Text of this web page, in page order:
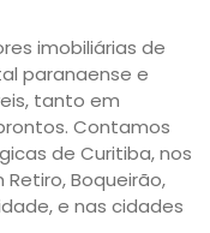
imobiliárias de
paranaense e
tanto em
Contamos
de Curitiba, nos
Retiro, Boqueirão,
e nas cidades